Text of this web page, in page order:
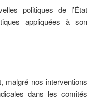
politiques de l’État
appliquées à son
malgré nos interventions
dans les comités